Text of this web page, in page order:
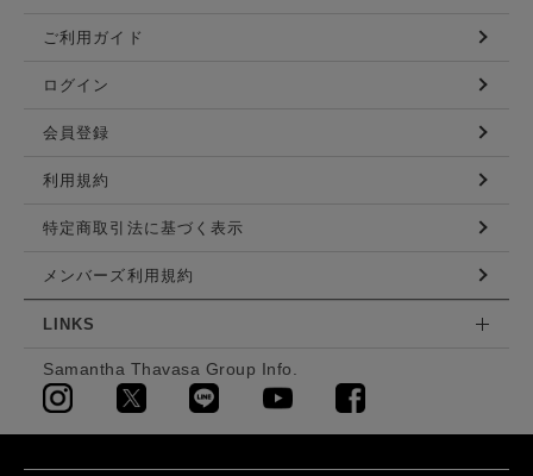
ご利用ガイド
ログイン
会員登録
利用規約
特定商取引法に基づく表示
メンバーズ利用規約
LINKS
Samantha Thavasa Group Info.